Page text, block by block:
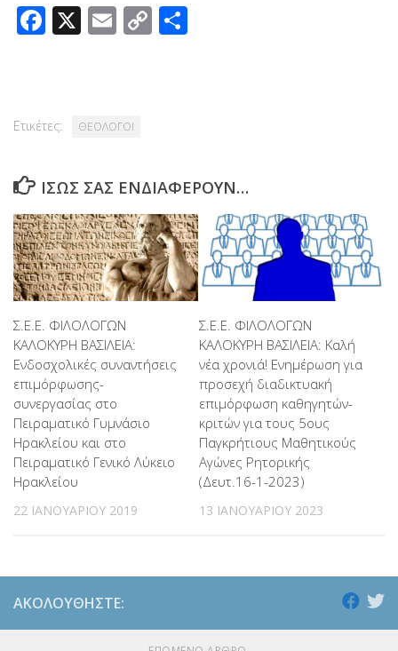
Facebook
X Email
Copy
Ετικέτες: ΘΕΟΛΟΓΟΙ
ΊΣΩΣ ΣΑΣ ΕΝΔΙΑΦΈΡΟΥΝ…
Σ.Ε.Ε. ΦΙΛΟΛΟΓΩΝ
ΚΑΛΟΚΥΡΗ ΒΑΣΙΛΕΙΑ:
Ενδοσχολικές συναντήσεις
επιμόρφωσης-
συνεργασίας στο
Πειραματικό Γυμνάσιο
Ηρακλείου και στο
Πειραματικό Γενικό Λύκειο
Ηρακλείου
22 ΙΑΝΟΥΑΡΊΟΥ 2019
Σ.Ε.Ε. ΦΙΛΟΛΟΓΩΝ
ΚΑΛΟΚΥΡΗ ΒΑΣΙΛΕΙΑ: Καλή
νέα χρονιά! Ενημέρωση για
προσεχή διαδικτυακή
επιμόρφωση καθηγητών-
κριτών για τους 5ους
Παγκρήτιους Μαθητικούς
Αγώνες Ρητορικής
(Δευτ.16-1-2023)
13 ΙΑΝΟΥΑΡΊΟΥ 2023
ΑΚΟΛΟΥΘΉΣΤΕ: